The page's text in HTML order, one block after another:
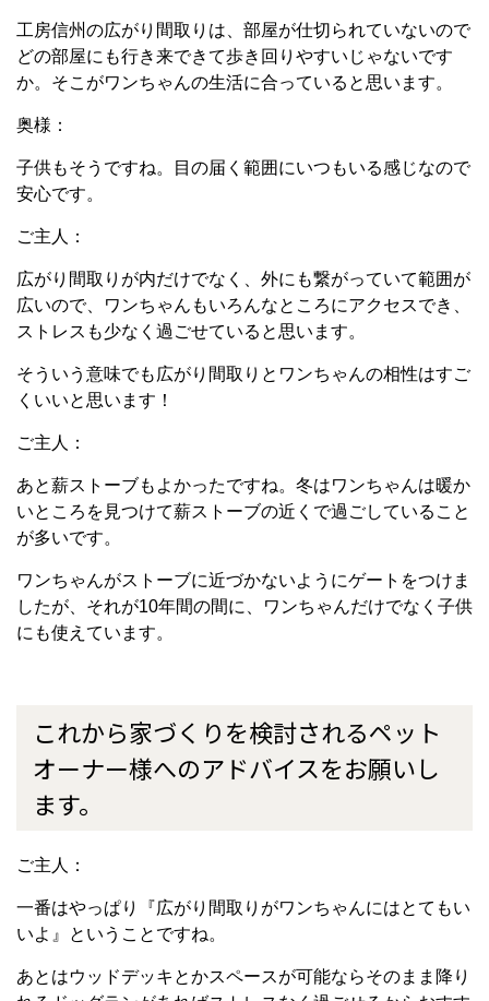
工房信州の広がり間取りは、部屋が仕切られていないので
どの部屋にも行き来できて歩き回りやすいじゃないです
か。 そこがワンちゃんの生活に合っていると思います。
奥様：
子供もそうですね。目の届く範囲にいつもいる感じなので
安心です。
ご主人：
広がり間取りが内だけでなく、外にも繋がっていて範囲が
広いので、ワンちゃんもいろんなところにアクセスでき、
ストレスも少なく過ごせていると思います。
そういう意味でも広がり間取りとワンちゃんの相性はすご
くいいと思います！
ご主人：
あと薪ストーブもよかったですね。 冬はワンちゃんは暖か
いところを見つけて薪ストーブの近くで過ごしていること
が多いです。
ワンちゃんがストーブに近づかないようにゲートをつけま
したが、それが10年間の間に、
ワンちゃんだけでなく子供
にも使えています。
これから家づくりを検討されるペット
オーナー様へのアドバイスをお願いし
ます。
ご主人：
一番はやっぱり『広がり間取りがワンちゃんにはとてもい
いよ』ということですね。
あとはウッドデッキとかスペースが可能ならそのまま降り